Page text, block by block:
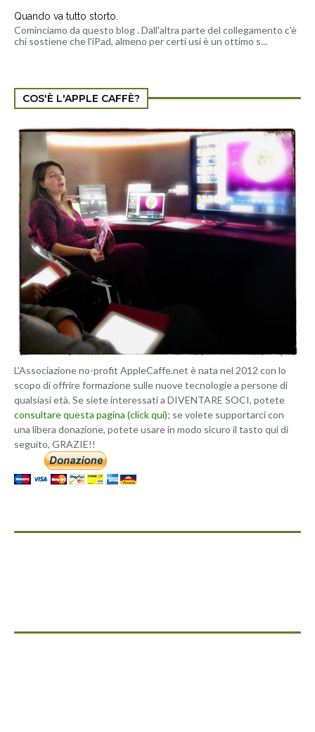
Quando va tutto storto.
Cominciamo da questo blog . Dall'altra parte del collegamento c'è
chi sostiene che l'iPad, almeno per certi usi è un ottimo s...
COS'È L'APPLE CAFFÈ?
L'Associazione no-profit AppleCaffe.net è nata nel 2012 con lo
scopo di offrire formazione sulle nuove tecnologie a persone di
qualsiasi età. Se siete interessati a DIVENTARE SOCI, potete
consultare questa pagina (click qui); se volete supportarci con
una libera donazione, potete usare in modo sicuro il tasto qui di
seguito, GRAZIE!!